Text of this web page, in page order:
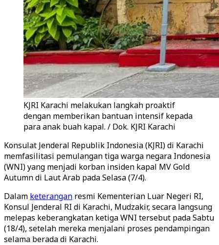
KJRI Karachi melakukan langkah proaktif
dengan memberikan bantuan intensif kepada
para anak buah kapal. / Dok. KJRI Karachi
Konsulat Jenderal Republik Indonesia (KJRI) di Karachi
memfasilitasi pemulangan tiga warga negara Indonesia
(WNI) yang menjadi korban insiden kapal MV Gold
Autumn di Laut Arab pada Selasa (7/4).
Dalam keterangan resmi Kementerian Luar Negeri RI,
Konsul Jenderal RI di Karachi, Mudzakir, secara langsung
melepas keberangkatan ketiga WNI tersebut pada Sabtu
(18/4), setelah mereka menjalani proses pendampingan
selama berada di Karachi.